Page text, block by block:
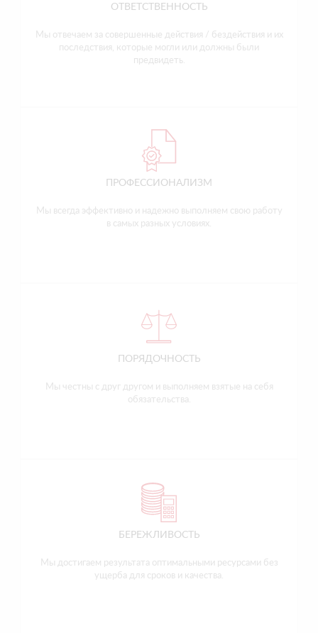
ОТВЕТСТВЕННОСТЬ
Мы отвечаем за совершенные действия / бездействия и их
последствия, которые могли или должны были
предвидеть.
ПРОФЕССИОНАЛИЗМ
Мы всегда эффективно и надежно выполняем свою работу
в самых разных условиях.
ПОРЯДОЧНОСТЬ
Мы честны с друг другом и выполняем взятые на себя
обязательства.
БЕРЕЖЛИВОСТЬ
Мы достигаем результата оптимальными ресурсами без
ущерба для сроков и качества.